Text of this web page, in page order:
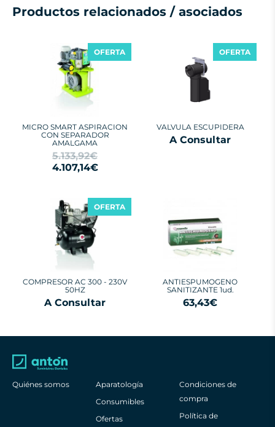
Productos relacionados / asociados
MICRO SMART ASPIRACION
CON SEPARADOR
AMALGAMA
5.133,92€
4.107,14€
OFERTA
VALVULA ESCUPIDERA
A Consultar
OFERTA
COMPRESOR AC 300 - 230V
50HZ
A Consultar
OFERTA
ANTIESPUMOGENO
SANITIZANTE 1ud.
63,43€
Quiénes somos
Aparatología
Consumibles
Ofertas
Condiciones de
compra
Política de